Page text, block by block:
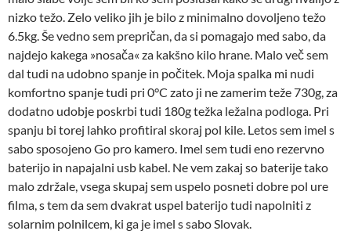
nizko težo. Zelo veliko jih je bilo z minimalno dovoljeno težo
6.5kg. Še vedno sem prepričan, da si pomagajo med sabo, da
najdejo kakega »nosača« za kakšno kilo hrane. Malo več sem
dal tudi na udobno spanje in počitek. Moja spalka mi nudi
komfortno spanje tudi pri 0°C zato ji ne zamerim teže 730g, za
dodatno udobje poskrbi tudi 180g težka ležalna podloga. Pri
spanju bi torej lahko profitiral skoraj pol kile. Letos sem imel s
sabo sposojeno Go pro kamero. Imel sem tudi eno rezervno
baterijo in napajalni usb kabel. Ne vem zakaj so baterije tako
malo zdržale, vsega skupaj sem uspelo posneti dobre pol ure
filma, s tem da sem dvakrat uspel baterijo tudi napolniti z
solarnim polnilcem, ki ga je imel s sabo Slovak.